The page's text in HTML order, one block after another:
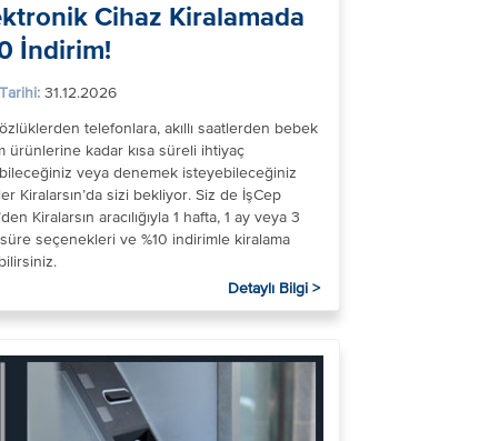
Cihaz Kiralamada
İndirim!
31.12.2026
telefonlara, akıllı saatlerden bebek
ürünlerine kadar kısa süreli ihtiyaç
veya denemek isteyebileceğiniz
Kiralarsın’da sizi bekliyor. Siz de İşCep
Kiralarsın aracılığıyla 1 hafta, 1 ay veya 3
süre seçenekleri ve %10 indirimle kiralama
Detaylı Bilgi >